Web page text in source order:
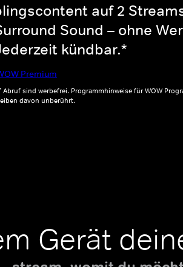
auf 2
Sound – ohne
kündbar.*
Premium
sind werbefrei. Programmhinweise für WOW
davon unberührt.
Gerät